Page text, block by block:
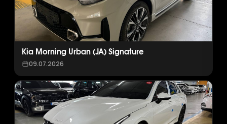
Kia Morning Urban (JA) Signature
09.07.2026